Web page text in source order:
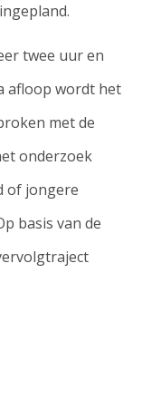
twee uur en
afloop wordt het
met de
onderzoek
of jongere
basis van de